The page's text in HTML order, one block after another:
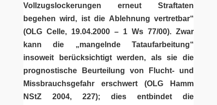
Vollzugslockerungen erneut Straftaten
begehen wird, ist die Ablehnung vertretbar“
(OLG Celle, 19.04.2000 – 1 Ws 77/00). Zwar
kann die „mangelnde Tataufarbeitung“
insoweit berücksichtigt werden, als sie die
prognostische Beurteilung von Flucht- und
Missbrauchsgefahr erschwert (OLG Hamm
NStZ 2004, 227); dies entbindet die